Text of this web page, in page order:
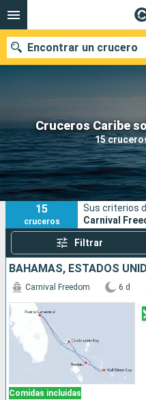
Cruceros Caribe
15
Encontrar un crucero
Nuestros destinos
Fecha de salida
Puertos
15
cruceros
Sus criterios
Carnival
Filtrar
BAHAMAS, ESTADOS
Comidas incluidas
Carnival Freedom 6 d